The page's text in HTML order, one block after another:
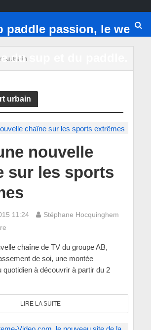
urbain
urbain
nouvelle
sur les sports
11:24
Stéphane Hocquinghem
chaîne de TV du groupe AB,
de soi, une montée
quotidien à découvrir à partir du 2
LIRE LA SUITE